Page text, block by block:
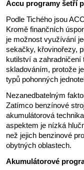
Accu programy šetří
Podle Tichého jsou
Kromě finančních
je možnost využívání
sekačky, křovinořezy,
kutilství a
skladováním, protože
typů pohonných
Nezanedbatelným
Zatímco benzínové
akumulátorová
aspektem je nízká
než jejich benzinové
obytných oblastech.
Akumulátorové